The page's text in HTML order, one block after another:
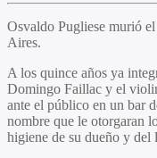
Osvaldo Pugliese murió
Aires.
A los quince años ya
Domingo Faillac y el
ante el público en un bar
nombre que le otorgaran
higiene de su dueño y del